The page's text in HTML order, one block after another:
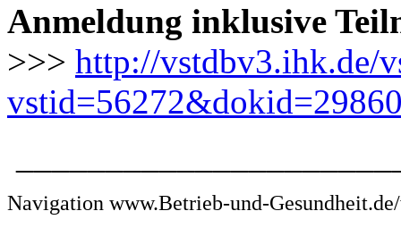
Anmeldung inklusive
>>> http://vstdbv3.ihk.de/
Navigation www.Betrieb-und-